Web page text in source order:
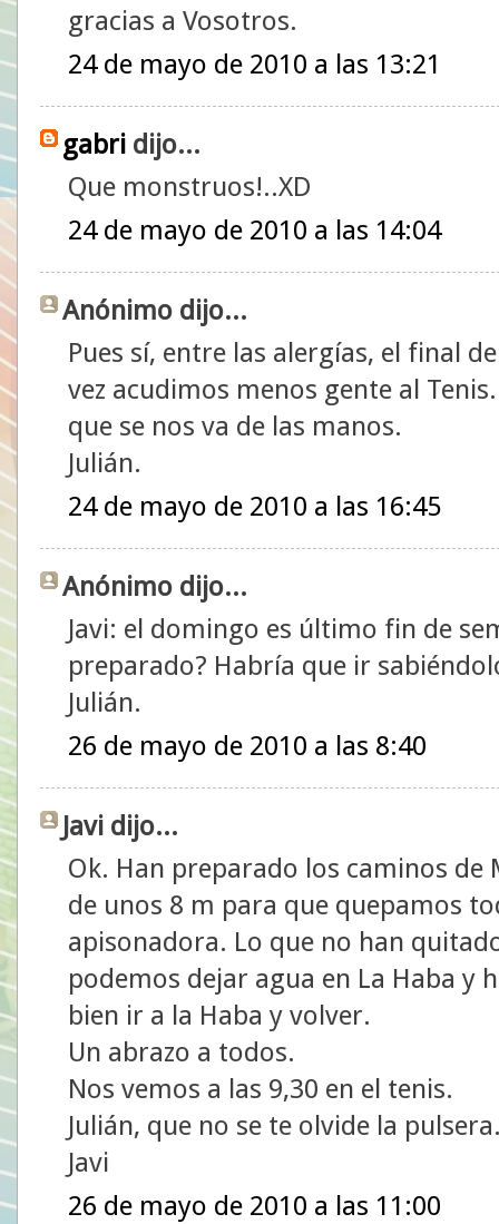
gracias a Vosotros.
24 de mayo de 2010 a las 13:21
gabri dijo...
Que monstruos!..XD
24 de mayo de 2010 a las 14:04
Anónimo dijo...
Pues sí, entre las alergías, el final
vez acudimos menos gente al Tenis.
que se nos va de las manos.
Julián.
24 de mayo de 2010 a las 16:45
Anónimo dijo...
Javi: el domingo es último fin de
preparado? Habría que ir
Julián.
26 de mayo de 2010 a las 8:40
Javi dijo...
Ok. Han preparado los caminos de
de unos 8 m para que quepamos
apisonadora. Lo que no han
podemos dejar agua en La Haba y
bien ir a la Haba y volver.
Un abrazo a todos.
Nos vemos a las 9,30 en el tenis.
Julián, que no se te olvide la
Javi
26 de mayo de 2010 a las 11:00